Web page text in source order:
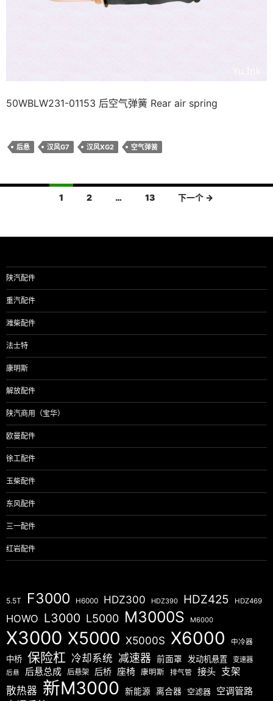
50WBLW231-01153 后空气弹簧 Rear air spring
后悬 汉风G7 汉风XG2 空气弹簧
导
1 2 … 13 下一个 →
陕汽配件
重汽配件
潍柴配件
法士特
康明斯
解放配件
陕汽商用（宝华）
欧曼配件
徐工配件
玉柴配件
东风配件
三一配件
红岩配件
5.5T F3000 H6000 HDZ300 HDZ390 HDZ425 HDZ469
HOWO L3000 L5000 M3000S M6000
X3000 X5000 X5000S X6000 中冷器
中桥 保险杠 冷却系统 减速器 前面罩 发动机悬置 变速器
后悬 后悬总成 后悬架 后桥 座椅 康明斯 排气管 接头 支架
散热器 新M3000 新能源 离合器 空滤器 空调管路